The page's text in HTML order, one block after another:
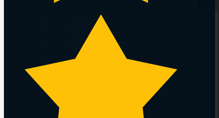
iPhone
iPad
Refurbished
producten